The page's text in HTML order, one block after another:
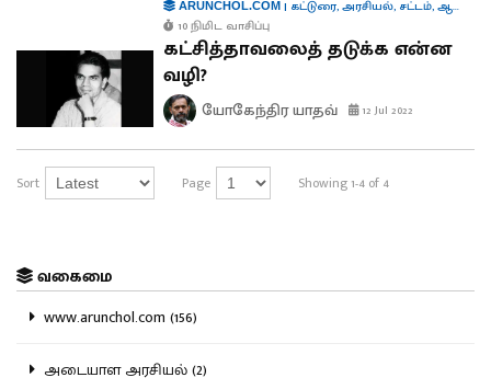
ARUNCHOL.COM| கட்டுரை,அரசியல், சட்டம்,ஆளுமைகள்
10 நிமிட வாசிப்பு
கட்சித்தாவலைத் தடுக்க என்ன
வழி?
யோகேந்திர யாதவ் 12 Jul 2022
Sort Page Showing 1-4 of 4
வகைமை
www.arunchol.com (156)
அடையாள அரசியல் (2)